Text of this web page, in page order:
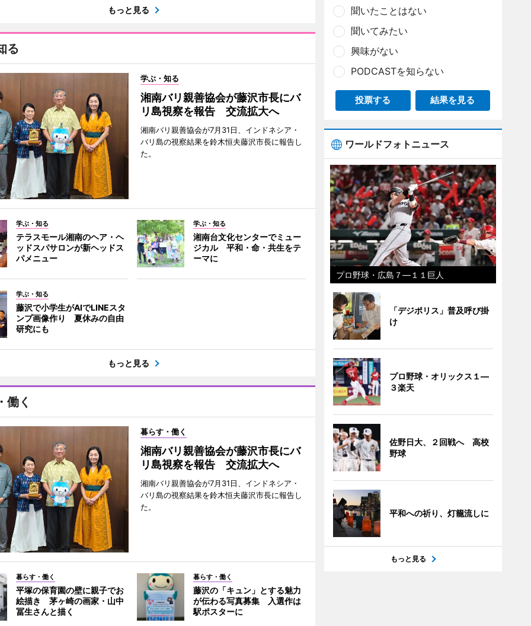
もっと見る
る
学ぶ・知る
湘南バリ親善協会が藤沢市長にバ
リ島視察を報告 交流拡大へ
湘南バリ親善協会が7月31日、インドネシア・
バリ島の視察結果を鈴木恒夫藤沢市長に報告し
た。
学ぶ・知る
テラスモール湘南のヘア・ヘ
ッドスパサロンが新ヘッドス
パメニュー
学ぶ・知る
湘南台文化センターでミュー
ジカル 平和・命・共生をテ
ーマに
学ぶ・知る
藤沢で小学生がAIでLINEスタ
ンプ画像作り 夏休みの自由
研究にも
もっと見る
働く
暮らす・働く
湘南バリ親善協会が藤沢市長にバ
リ島視察を報告 交流拡大へ
湘南バリ親善協会が7月31日、インドネシア・
バリ島の視察結果を鈴木恒夫藤沢市長に報告し
た。
暮らす・働く
平塚の保育園の壁に親子でお
絵描き 茅ヶ崎の画家・山中
冨生さんと描く
暮らす・働く
藤沢の「キュン」とする魅力
が伝わる写真募集 入選作は
駅ポスターに
聞いたことはない
聞いてみたい
興味がない
PODCASTを知らない
投票する 結果を見る
ワールドフォトニュース
プロ野球・広島７―１１巨人
「デジポリス」普及呼び掛
け
プロ野球・オリックス１―
３楽天
佐野日大、２回戦へ 高校
野球
平和への祈り、灯籠流しに
もっと見る